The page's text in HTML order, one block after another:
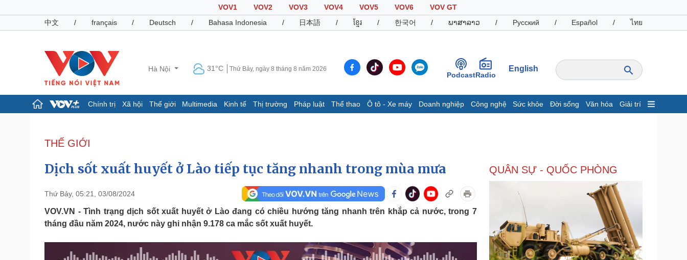
VOV1 VOV2 VOV3 VOV4 VOV5 VOV6
VOV GT
中文
/ français / Deutsch / Bahasa Indonesia / 日本語 / ខ្មែរ / 한국어 / ພາສາລາວ / Русский / Español / ไทย
Hà Nội 31°C Thứ Bảy, ngày 8 tháng 8 năm 2026
PodcastRadio
English
Chính trị Xã hội Thế giới Multimedia Kinh tế Thị trường Pháp luật Thể thao Ô tô - Xe máy Doanh nghiệp Công nghệ Sức khỏe Đời sống Văn hóa Giải trí
Đảng
Tổ chức nhân sự
Nhận diện sự thật
Giáo dục
Dấu ấn VOV
Infographic
Chứng khoán
Pháp luật
Vụ án
Tư vấn luật
Quân sự - Quốc phòng
Vũ khí
Phân tích
Thể thao
Bóng đá
Thế giới thể thao
eSports
Ô tô - Xe máy
Tư vấn
Doanh nghiệp
Thông tin doanh nghiệp
Doanh nghiệp 24h
Doanh nhân
Vì cộng đồng
Sành điệu
Tin Công nghệ
Trải nghiệm
Chuyển đổi số
THẾ GIỚI
Dịch sốt xuất huyết ở Lào tiếp tục tăng nhanh trong mùa mưa
Thứ Bảy, 05:21, 03/08/2024
VOV.VN - Tình trạng dịch sốt xuất huyết ở Lào đang có chiều hướng tăng nhanh trên khắp cả nước, trong 7
tháng đầu năm 2024, nước này ghi nhận 9.178 ca mắc sốt xuất huyết.
QUÂN SỰ - QUỐC PHÒNG